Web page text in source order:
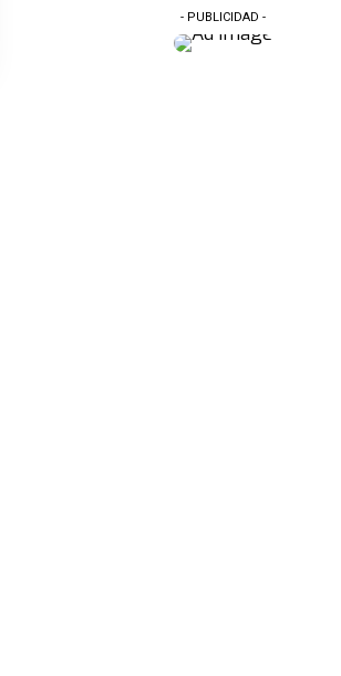
- PUBLICIDAD -